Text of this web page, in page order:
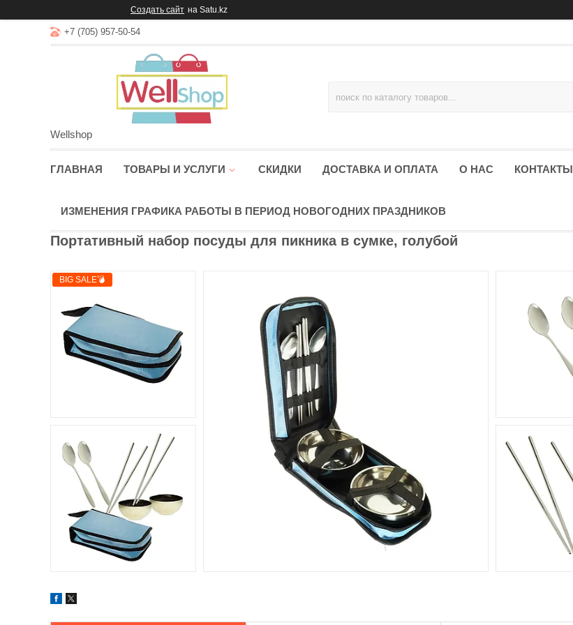
Создать сайт на Satu.kz
+7 (705) 957-50-54
Wellshop
ГЛАВНАЯ ТОВАРЫ И УСЛУГИ СКИДКИ ДОСТАВКА И ОПЛАТА О НАС КОНТАКТЫ
ИЗМЕНЕНИЯ ГРАФИКА РАБОТЫ В ПЕРИОД НОВОГОДНИХ ПРАЗДНИКОВ
Портативный набор посуды для пикника в сумке, голубой
BIG SALE💣